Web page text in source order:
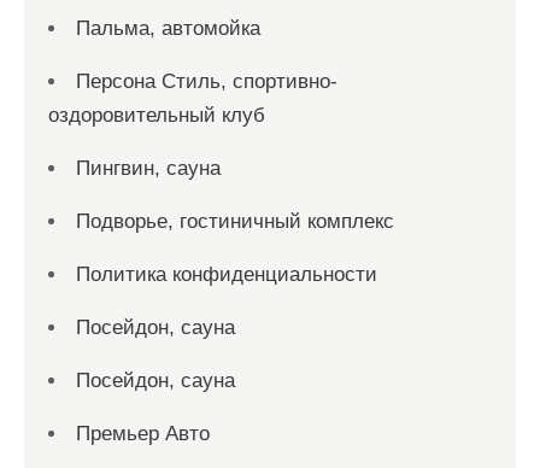
Пальма, автомойка
Персона Стиль, спортивно-
оздоровительный клуб
Пингвин, сауна
Подворье, гостиничный комплекс
Политика конфиденциальности
Посейдон, сауна
Посейдон, сауна
Премьер Авто